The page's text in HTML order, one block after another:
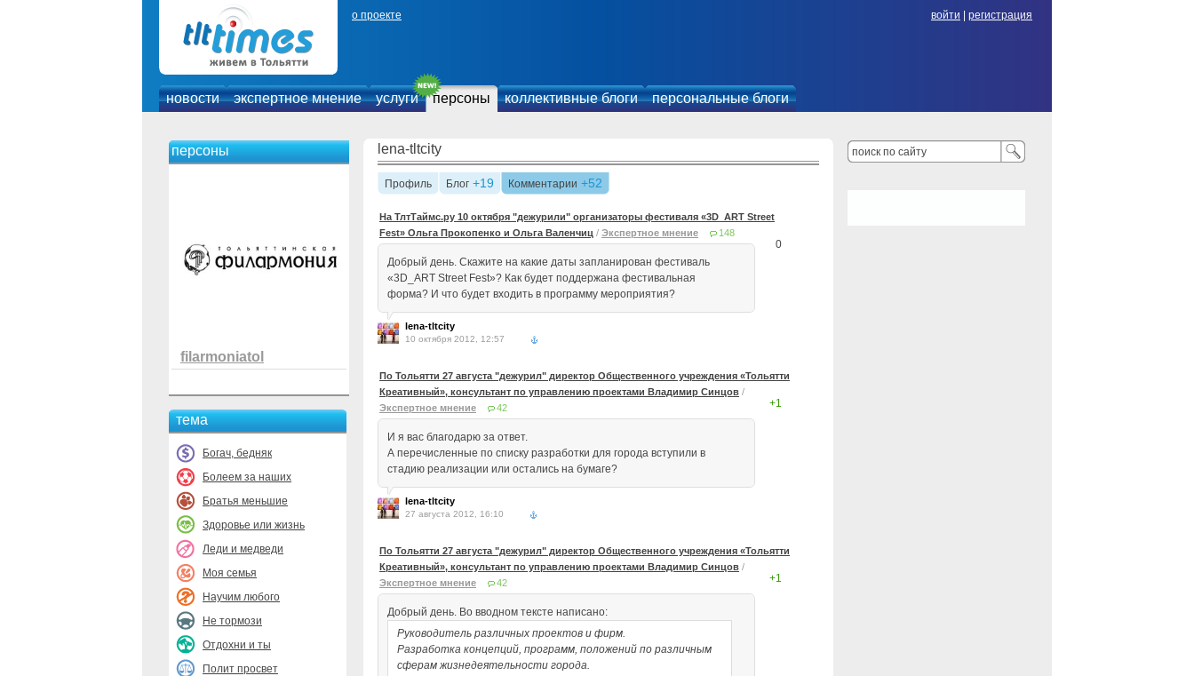
о проекте войти регистрация
новости экспертное мнение услуги персоны коллективные блоги персональные блоги
персоны
filarmoniatol
тема
Богач, бедняк
Болеем за наших
Братья меньшие
Здоровье или жизнь
Леди и медведи
Моя семья
Научим любого
Не тормози
Отдохни и ты
Полит просвет
lena-tltcity
Профиль Блог +19 Комментарии +52
На ТлтТаймс.ру 10 октября "дежурили" организаторы фестиваля «3D_ART Street
Fest» Ольга Прокопенко и Ольга Валенчиц / Экспертное мнение 148
0
Добрый день. Скажите на какие даты запланирован фестиваль
«3D_ART Street Fest»? Как будет поддержана фестивальная
форма? И что будет входить в программу мероприятия?
lena-tltcity
10 октября 2012, 12:57
По Тольятти 27 августа "дежурил" директор Общественного учреждения «Тольятти
Креативный», консультант по управлению проектами Владимир Синцов /
Экспертное мнение
42 +1
И я вас благодарю за ответ.
А перечисленные по списку разработки для города вступили в
стадию реализации или остались на бумаге?
lena-tltcity
27 августа 2012, 16:10
По Тольятти 27 августа "дежурил" директор Общественного учреждения «Тольятти
Креативный», консультант по управлению проектами Владимир Синцов /
Экспертное мнение
42 +1
Добрый день. Во вводном тексте написано:
Руководитель различных проектов и фирм.
Разработка концепций, программ, положений по различным
сферам жизнедеятельности города.